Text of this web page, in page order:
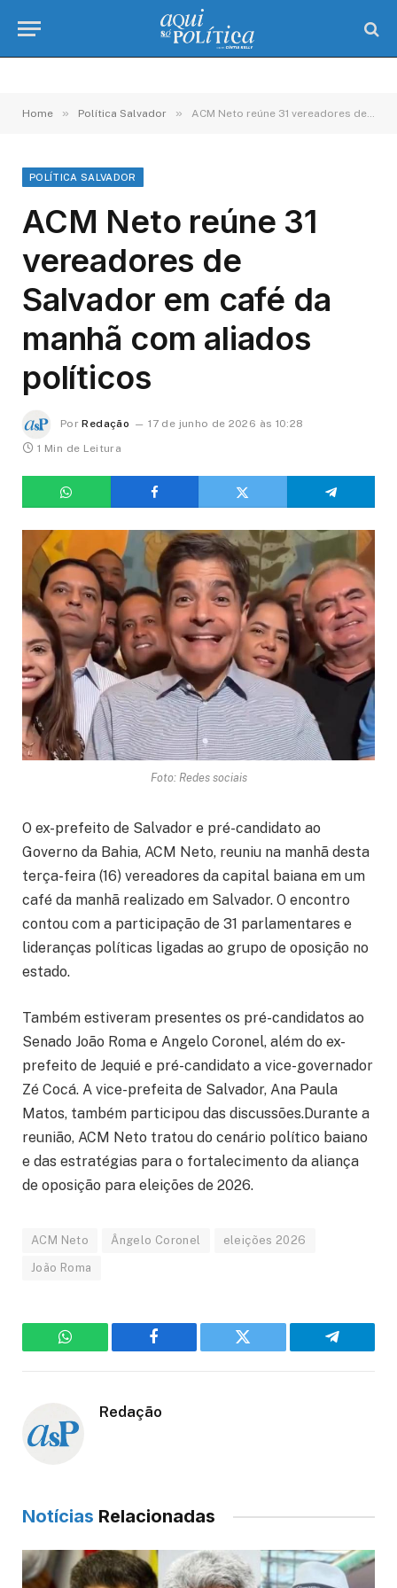
Home » Política Salvador » ACM Neto reúne 31 vereadores de Salvador em café da manhã com aliados políticos
POLÍTICA SALVADOR
ACM Neto reúne 31
vereadores de
Salvador em café da
manhã com aliados
políticos
Por Redação
17 de junho de 2026 às 10:28
1 Min de Leitura
Foto: Redes sociais
O ex-prefeito de Salvador e pré-candidato ao
Governo da Bahia, ACM Neto, reuniu na manhã desta
terça-feira (16) vereadores da capital baiana em um
café da manhã realizado em Salvador. O encontro
contou com a participação de 31 parlamentares e
lideranças políticas ligadas ao grupo de oposição no
estado.
Também estiveram presentes os pré-candidatos ao
Senado João Roma e Angelo Coronel, além do ex-
prefeito de Jequié e pré-candidato a vice-governador
Zé Cocá. A vice-prefeita de Salvador, Ana Paula
Matos, também participou das discussões.Durante a
reunião, ACM Neto tratou do cenário político baiano
e das estratégias para o fortalecimento da aliança
de oposição para eleições de 2026.
ACM Neto Ângelo Coronel eleições 2026
João Roma
WhatsApp Facebook Twitter Telegram
Redação
Notícias Relacionadas